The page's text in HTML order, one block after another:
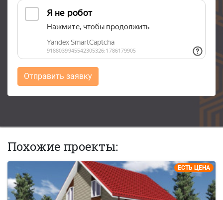
Отправить заявку
Похожие проекты:
ЕСТЬ ЦЕНА